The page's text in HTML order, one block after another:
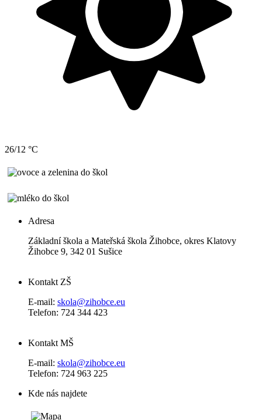
26/12 °C
Adresa
Základní škola a Mateřská škola Žihobce, okres Klatovy
Žihobce 9, 342 01 Sušice
Kontakt ZŠ
E-mail: skola@zihobce.eu
Telefon: 724 344 423
Kontakt MŠ
E-mail: skola@zihobce.eu
Telefon: 724 963 225
Kde nás najdete